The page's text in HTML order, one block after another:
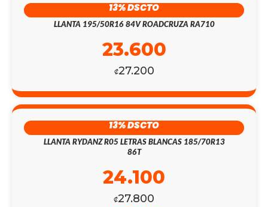
13% DSCTO
LLANTA 195/50R16 84V ROADCRUZA RA710
₡27.200
23.600
13% DSCTO
LLANTA RYDANZ R05 LETRAS BLANCAS 185/70R13
86T
₡27.800
24.100